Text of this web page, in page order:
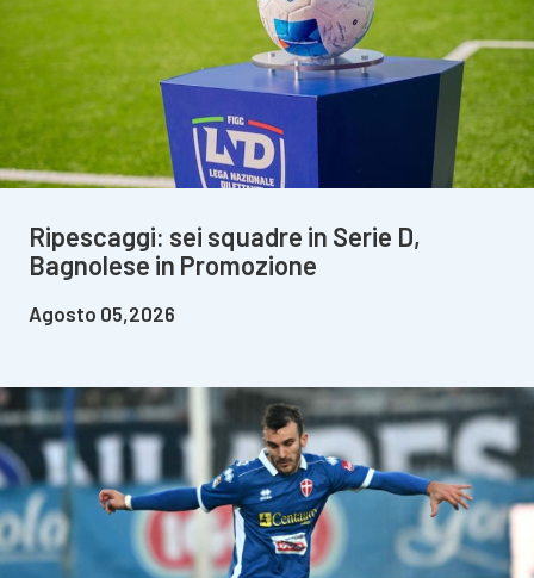
Ripescaggi: sei squadre in Serie D,
Bagnolese in Promozione
Agosto 05,2026